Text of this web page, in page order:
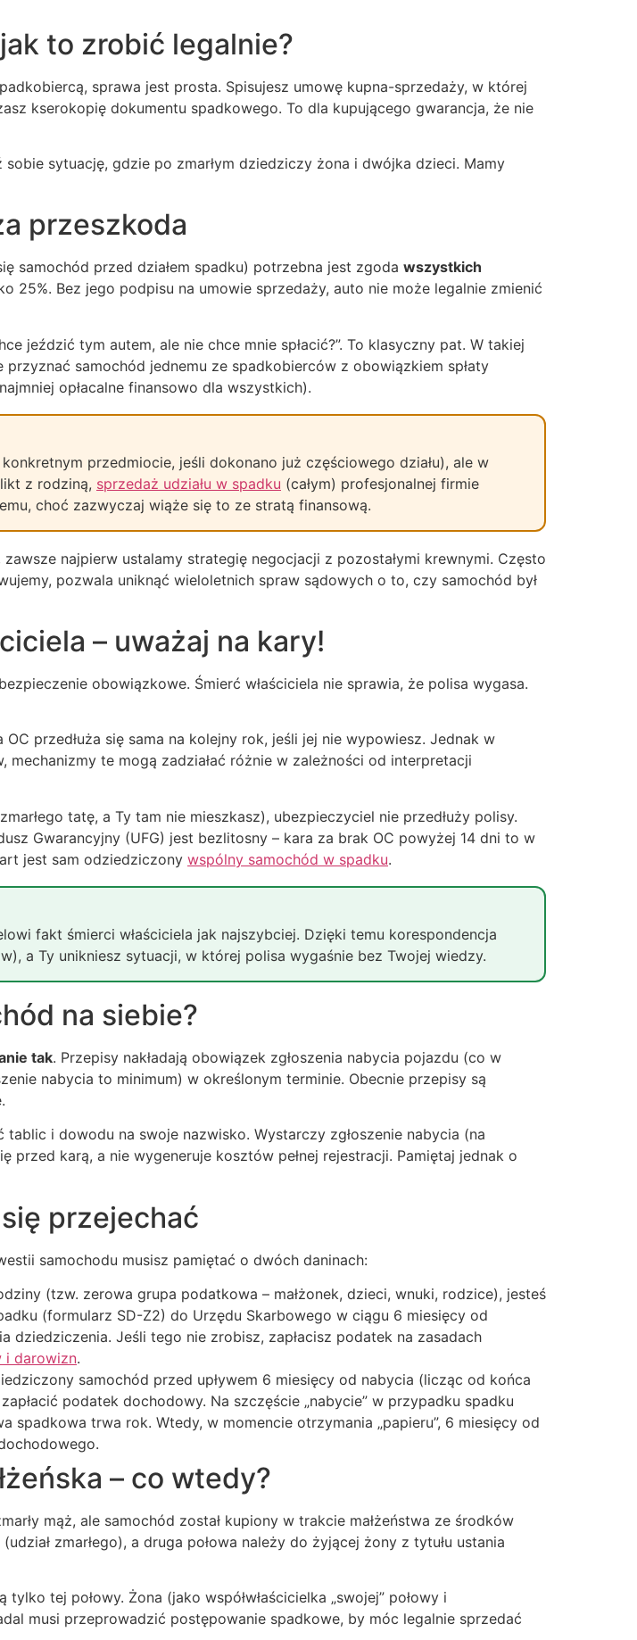
to zrobić legalnie?
sprawa jest prosta. Spisujesz umowę kupna-sprzedaży, w której
kserokopię dokumentu spadkowego. To dla kupującego gwarancja, że nie
sytuację, gdzie po zmarłym dziedziczy żona i dwójka dzieci. Mamy
przeszkoda
samochód przed działem spadku) potrzebna jest zgoda wszystkich
25%. Bez jego podpisu na umowie sprzedaży, auto nie może legalnie zmienić
jeździć tym autem, ale nie chce mnie spłacić?”. To klasyczny pat. W takiej
przyznać samochód jednemu ze spadkobierców z obowiązkiem spłaty
opłacalne finansowo dla wszystkich).
przedmiocie, jeśli dokonano już częściowego działu), ale w
z rodziną, sprzedaż udziału w spadku (całym) profesjonalnej firmie
choć zazwyczaj wiąże się to ze stratą finansową.
najpierw ustalamy strategię negocjacji z pozostałymi krewnymi. Często
pozwala uniknąć wieloletnich spraw sądowych o to, czy samochód był
– uważaj na kary!
obowiązkowe. Śmierć właściciela nie sprawia, że polisa wygasa.
przedłuża się sama na kolejny rok, jeśli jej nie wypowiesz. Jednak w
mechanizmy te mogą zadziałać różnie w zależności od interpretacji
tatę, a Ty tam nie mieszkasz), ubezpieczyciel nie przedłuży polisy.
Gwarancyjny (UFG) jest bezlitosny – kara za brak OC powyżej 14 dni to w
jest sam odziedziczony wspólny samochód w spadku.
fakt śmierci właściciela jak najszybciej. Dzięki temu korespondencja
a Ty unikniesz sytuacji, w której polisa wygaśnie bez Twojej wiedzy.
na siebie?
tak. Przepisy nakładają obowiązek zgłoszenia nabycia pojazdu (co w
nabycia to minimum) w określonym terminie. Obecnie przepisy są
i dowodu na swoje nazwisko. Wystarczy zgłoszenie nabycia (na
karą, a nie wygeneruje kosztów pełnej rejestracji. Pamiętaj jednak o
przejechać
samochodu musisz pamiętać o dwóch daninach:
(tzw. zerowa grupa podatkowa – małżonek, dzieci, wnuki, rodzice), jesteś
(formularz SD-Z2) do Urzędu Skarbowego w ciągu 6 miesięcy od
dziedziczenia. Jeśli tego nie zrobisz, zapłacisz podatek na zasadach
i darowizn.
samochód przed upływem 6 miesięcy od nabycia (licząc od końca
podatek dochodowy. Na szczęście „nabycie” w przypadku spadku
spadkowa trwa rok. Wtedy, w momencie otrzymania „papieru”, 6 miesięcy od
– co wtedy?
mąż, ale samochód został kupiony w trakcie małżeństwa ze środków
zmarłego), a druga połowa należy do żyjącej żony z tytułu ustania
tej połowy. Żona (jako współwłaścicielka „swojej” połowy i
musi przeprowadzić postępowanie spadkowe, by móc legalnie sprzedać